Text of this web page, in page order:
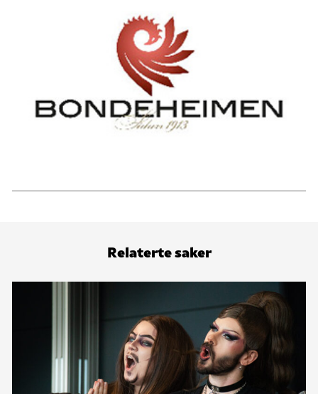
Relaterte saker